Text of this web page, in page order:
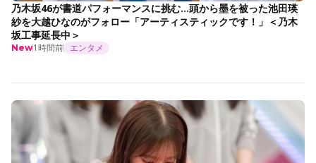
乃木坂46が書道パフォーマンスに挑む…頭から墨を被った池田瑛
紗を大越ひなのがフォロー「アーティスティックです！」＜乃木
坂工事延長中＞
New1時間前 エンタメ